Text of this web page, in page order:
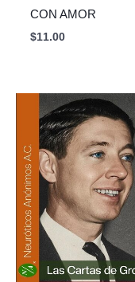
CON AMOR
$11.00